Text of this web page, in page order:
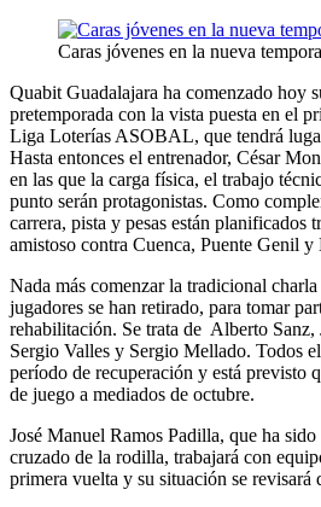
Caras jóvenes en la nueva
Quabit Guadalajara ha comenzado hoy
pretemporada con la vista puesta en el
Liga Loterías ASOBAL, que tendrá
Hasta entonces el entrenador, César
en las que la carga física, el trabajo
punto serán protagonistas. Como
carrera, pista y pesas están planificados
amistoso contra Cuenca, Puente Genil y
Nada más comenzar la tradicional
jugadores se han retirado, para tomar
rehabilitación. Se trata de Alberto Sanz,
Sergio Valles y Sergio Mellado. Todos
período de recuperación y está previsto
de juego a mediados de octubre.
José Manuel Ramos Padilla, que ha
cruzado de la rodilla, trabajará con
primera vuelta y su situación se revisará